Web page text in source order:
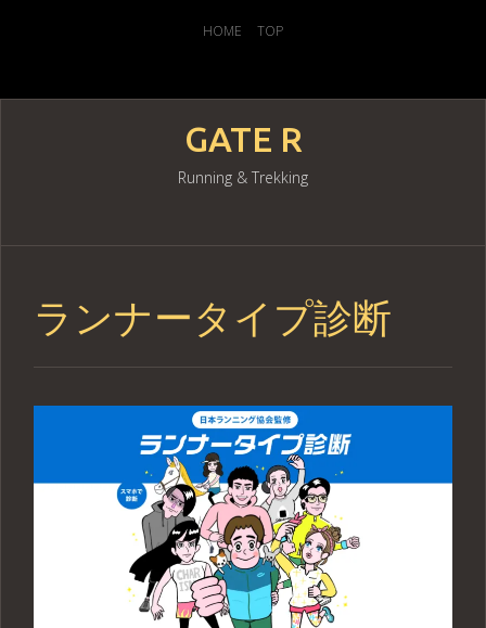
HOME TOP
GATE R
Running & Trekking
Skip
ランナータイプ診断